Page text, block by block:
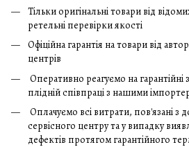
Тільки оригінальні товари від
ретельні перевірки якості
Офіційна гарантія на товари від
центрів
Оперативно реагуємо на гарантійні
плідній співпраці з нашими
Оплачуємо всі витрати, пов'язані з
сервісного центру та у випадку
дефектів протягом гарантійного